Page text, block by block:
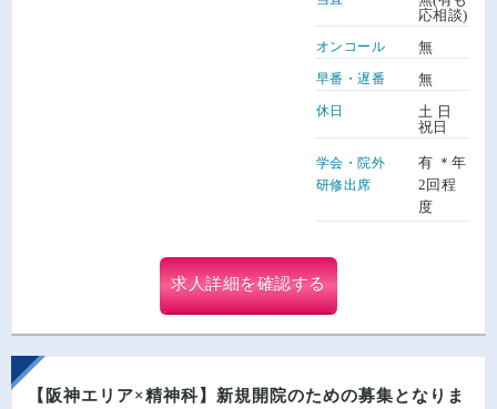
応相談)
オンコール 無
早番・遅番 無
休日
土 日
祝日
学会・院外
研修出席
有 ＊年
2回程
度
求人詳細を確認する
【阪神エリア×精神科】新規開院のための募集となりま